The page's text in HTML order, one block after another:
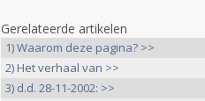
Gerelateerde artikelen
1) Waarom deze pagina? >>
2) Het verhaal van >>
3) d.d. 28-11-2002: >>